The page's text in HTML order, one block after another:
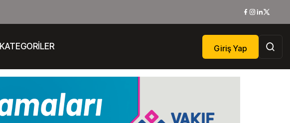
KATEGORİLER
Giriş Yap